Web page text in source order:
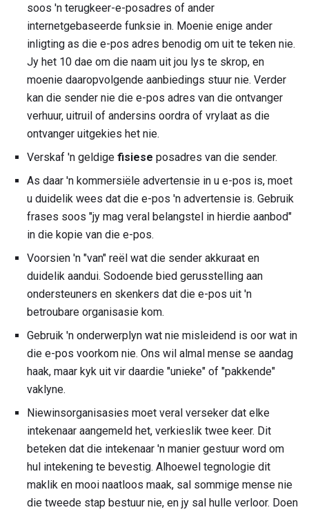
soos 'n terugkeer-e-posadres of ander
internetgebaseerde funksie in. Moenie enige ander
inligting as die e-pos adres benodig om uit te teken nie.
Jy het 10 dae om die naam uit jou lys te skrop, en
moenie daaropvolgende aanbiedings stuur nie. Verder
kan die sender nie die e-pos adres van die ontvanger
verhuur, uitruil of andersins oordra of vrylaat as die
ontvanger uitgekies het nie.
Verskaf 'n geldige fisiese posadres van die sender.
As daar 'n kommersiële advertensie in u e-pos is, moet
u duidelik wees dat die e-pos 'n advertensie is. Gebruik
frases soos "jy mag veral belangstel in hierdie aanbod"
in die kopie van die e-pos.
Voorsien 'n "van" reël wat die sender akkuraat en
duidelik aandui. Sodoende bied gerusstelling aan
ondersteuners en skenkers dat die e-pos uit 'n
betroubare organisasie kom.
Gebruik 'n onderwerplyn wat nie misleidend is oor wat in
die e-pos voorkom nie. Ons wil almal mense se aandag
haak, maar kyk uit vir daardie "unieke" of "pakkende"
vaklyne.
Niewinsorganisasies moet veral verseker dat elke
intekenaar aangemeld het, verkieslik twee keer. Dit
beteken dat die intekenaar 'n manier gestuur word om
hul intekening te bevestig. Alhoewel tegnologie dit
maklik en mooi naatloos maak, sal sommige mense nie
die tweede stap bestuur nie, en jy sal hulle verloor. Doen